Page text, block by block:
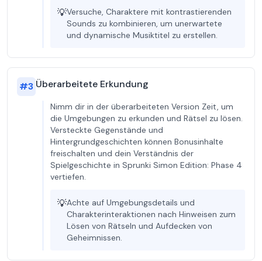
💡Versuche, Charaktere mit kontrastierenden
Sounds zu kombinieren, um unerwartete
und dynamische Musiktitel zu erstellen.
#3 Überarbeitete Erkundung
Nimm dir in der überarbeiteten Version Zeit, um
die Umgebungen zu erkunden und Rätsel zu lösen.
Versteckte Gegenstände und
Hintergrundgeschichten können Bonusinhalte
freischalten und dein Verständnis der
Spielgeschichte in Sprunki Simon Edition: Phase 4
vertiefen.
💡Achte auf Umgebungsdetails und
Charakterinteraktionen nach Hinweisen zum
Lösen von Rätseln und Aufdecken von
Geheimnissen.